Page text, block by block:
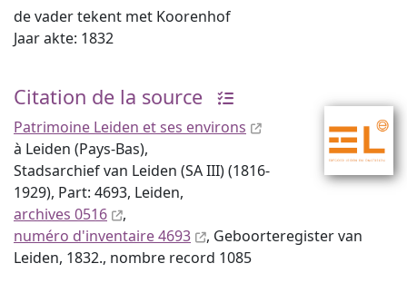
de vader tekent met Koorenhof
Jaar akte: 1832
Citation de la source
Patrimoine Leiden et ses environs
à Leiden (Pays-Bas),
Stadsarchief van Leiden (SA III) (1816-
1929), Part: 4693, Leiden,
archives 0516
,
numéro d'inventaire 4693
, Geboorteregister van
Leiden, 1832., nombre record 1085